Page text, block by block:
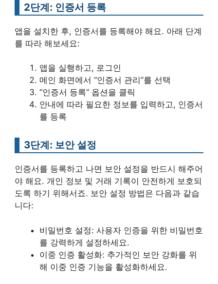
2단계: 인증서 등록
앱을 설치한 후, 인증서를 등록해야 해요. 아래 단계
를 따라 해보세요:
앱을 실행하고, 로그인
메인 화면에서 “인증서 관리”를 선택
“인증서 등록” 옵션을 클릭
안내에 따라 필요한 정보를 입력하고, 인증서
를 등록
3단계: 보안 설정
인증서를 등록하고 나면 보안 설정을 반드시 해주어
야 해요. 개인 정보 및 거래 기록이 안전하게 보호되
도록 하기 위해서죠. 보안 설정 방법은 다음과 같습
니다:
비밀번호 설정: 사용자 인증을 위한 비밀번호
를 강력하게 설정하세요.
이중 인증 활성화: 추가적인 보안 강화를 위
해 이중 인증 기능을 활성화하세요.